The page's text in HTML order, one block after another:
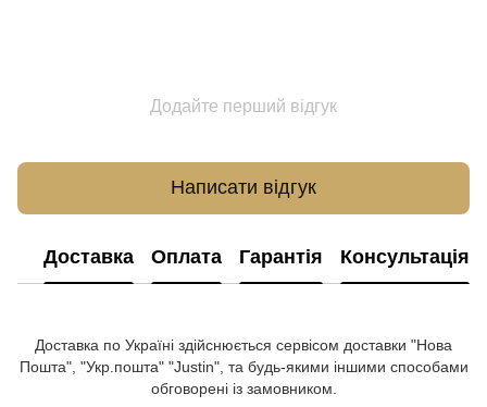
Додайте перший відгук
Написати відгук
Доставка Оплата Гарантія Консультація
Доставка по Україні здійснюється сервісом доставки "Нова
Пошта", "Укр.пошта" "Justin", та будь-якими іншими способами
обговорені із замовником.